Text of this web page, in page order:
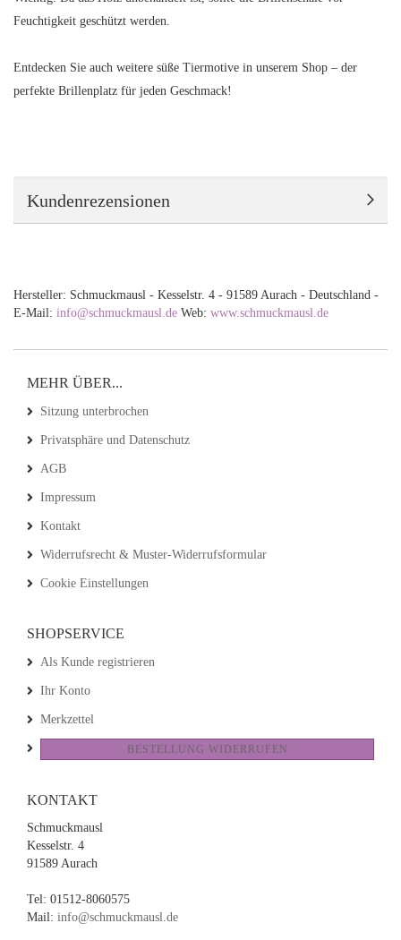
Feuchtigkeit geschützt werden.
Entdecken Sie auch weitere süße Tiermotive in unserem Shop – der
perfekte Brillenplatz für jeden Geschmack!
Kundenrezensionen
Hersteller: Schmuckmausl - Kesselstr. 4 - 91589 Aurach - Deutschland -
E-Mail: info@schmuckmausl.de Web: www.schmuckmausl.de
MEHR ÜBER...
Sitzung unterbrochen
Privatsphäre und Datenschutz
AGB
Impressum
Kontakt
Widerrufsrecht & Muster-Widerrufsformular
Cookie Einstellungen
SHOPSERVICE
Als Kunde registrieren
Ihr Konto
Merkzettel
BESTELLUNG WIDERRUFEN
KONTAKT
Schmuckmausl
Kesselstr. 4
91589 Aurach
Tel: 01512-8060575
Mail: info@schmuckmausl.de